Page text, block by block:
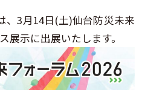
、3月14日(土)仙台防災未来
展示に出展いたします。